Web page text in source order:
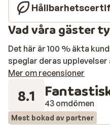
Vad våra gäster
Det här är 100 % äkta
speglar deras upplevelser
Mer om recensioner
8.1 43 omdömen
Mest bokad av partner